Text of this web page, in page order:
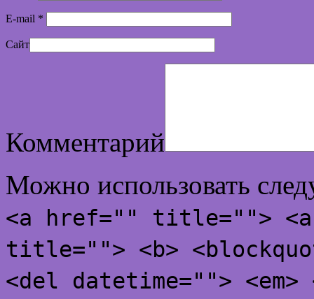
E-mail *
Сайт
Комментарий
Можно использовать
<a href="" title="">
title=""> <b>
<del datetime="">